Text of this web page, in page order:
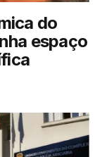
do
espaço